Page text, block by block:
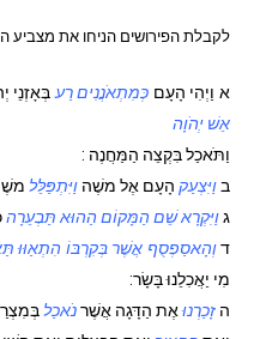
לקבלת הפירושים הניחו את מצביע
אוַיְהִי הָעָם כְּמִתְאֹנֲנִים רַע בְּאָזְנֵי
אֵשׁ יְהֹוָה
וַתֹּאכַל בִּקְצֵה הַמַּחֲנֶה :
בוַיִּצְעַק הָעָם אֶל משֶׁה וַיִּתְפַּלֵּל
גוַיִּקְרָא שֵׁם הַמָּקוֹם הַהוּא תַּבְעֵרָה
ד וְהָאסַפְסֻף אֲשֶׁר בְּקִרְבּוֹ הִתְאַוּוּ
מִי יַאֲכִלֵנוּ בָּשָׂר:
ה זָכַרְנוּאֶת הַדָּגָה אֲשֶׁרנֹאכַל